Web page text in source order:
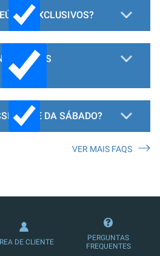
EXCLUSIVOS?
PARA OS
DA SÁBADO?
VER MAIS FAQS
DE CLIENTE
PERGUNTAS
FREQUENTES